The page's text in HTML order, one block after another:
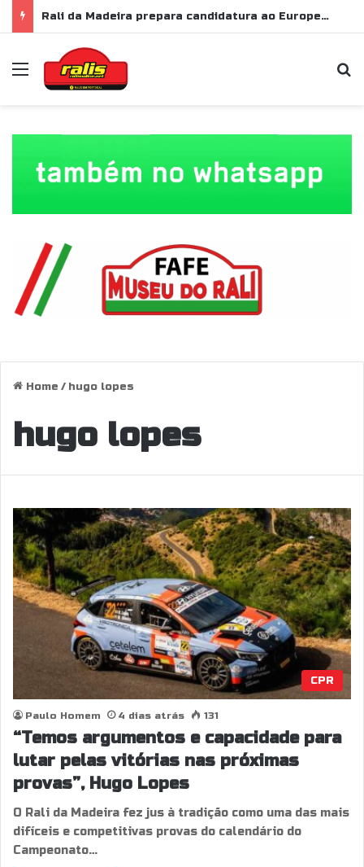
Rali da Madeira prepara candidatura ao Europeu de Ralis para 2028
Menu
Home / hugo lopes
hugo lopes
CPR
Paulo Homem 4 dias atrás 131
“Temos argumentos e capacidade para
lutar pelas vitórias nas próximas
provas”, Hugo Lopes
O Rali da Madeira fez jus à tradição como uma das mais
difíceis e competitivas provas do calendário do
Campeonato…